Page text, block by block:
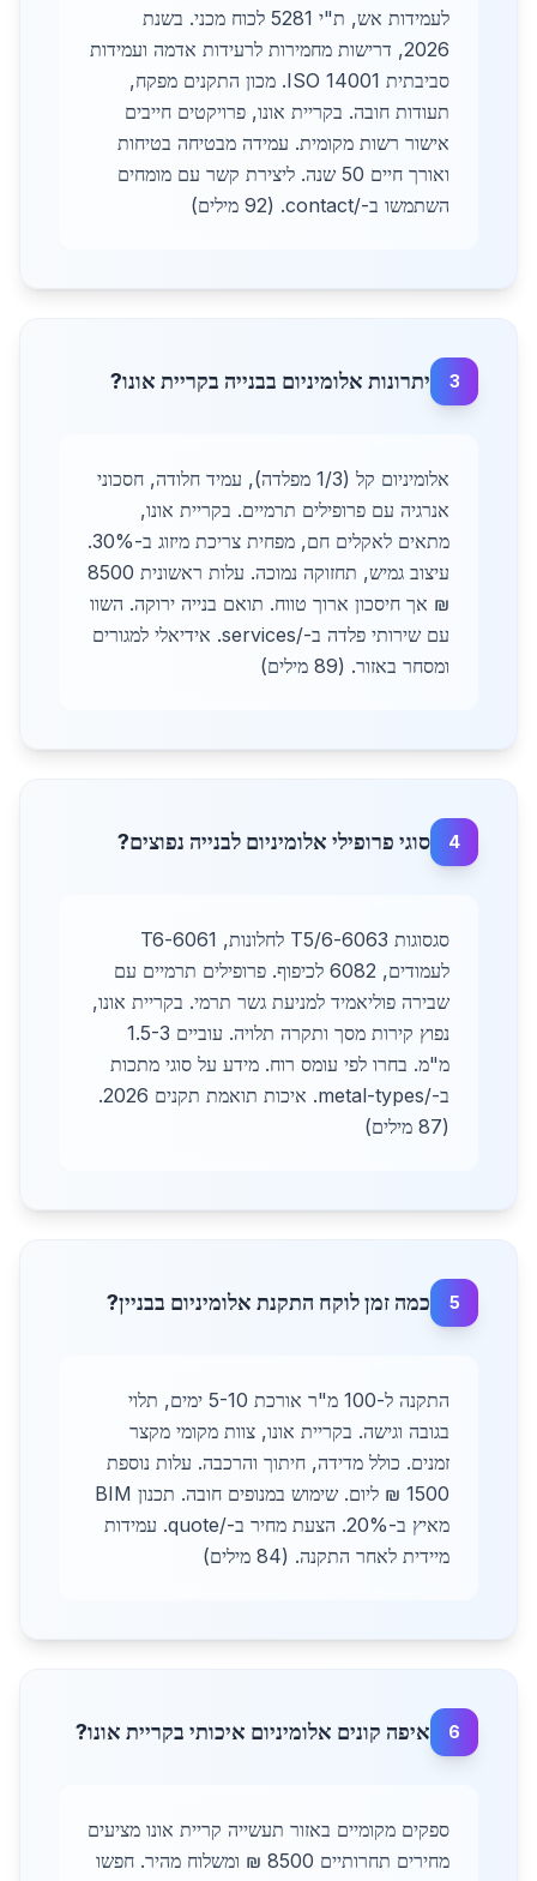
לעמידות אש, ת"י 5281 לכוח מכני. בשנת
2026, דרישות מחמירות לרעידות אדמה ועמידות
סביבתית ISO 14001. מכון התקנים מפקח,
תעודות חובה. בקריית אונו, פרויקטים חייבים
אישור רשות מקומית. עמידה מבטיחה בטיחות
ואורך חיים 50 שנה. ליצירת קשר עם מומחים
השתמשו ב-/contact. (92 מילים)
3 יתרונות אלומיניום בבנייה בקריית אונו?
אלומיניום קל (1/3 מפלדה), עמיד חלודה, חסכוני
אנרגיה עם פרופילים תרמיים. בקריית אונו,
מתאים לאקלים חם, מפחית צריכת מיזוג ב-30%.
עיצוב גמיש, תחזוקה נמוכה. עלות ראשונית 8500
₪ אך חיסכון ארוך טווח. תואם בנייה ירוקה. השוו
עם שירותי פלדה ב-/services. אידיאלי למגורים
ומסחר באזור. (89 מילים)
4 סוגי פרופילי אלומיניום לבנייה נפוצים?
סגסוגות 6063-T5/6 לחלונות, 6061-T6
לעמודים, 6082 לכיפוף. פרופילים תרמיים עם
שבירה פוליאמיד למניעת גשר תרמי. בקריית אונו,
נפוץ קירות מסך ותקרה תלויה. עוביים 1.5-3
מ"מ. בחרו לפי עומס רוח. מידע על סוגי מתכות
ב-/metal-types. איכות תואמת תקנים 2026.
(87 מילים)
5 כמה זמן לוקח התקנת אלומיניום בבניין?
התקנה ל-100 מ"ר אורכת 5-10 ימים, תלוי
בגובה וגישה. בקריית אונו, צוות מקומי מקצר
זמנים. כולל מדידה, חיתוך והרכבה. עלות נוספת
1500 ₪ ליום. שימוש במנופים חובה. תכנון BIM
מאיץ ב-20%. הצעת מחיר ב-/quote. עמידות
מיידית לאחר התקנה. (84 מילים)
6 איפה קונים אלומיניום איכותי בקריית אונו?
ספקים מקומיים באזור תעשייה קריית אונו מציעים
מחירים תחרותיים 8500 ₪ ומשלוח מהיר. חפשו